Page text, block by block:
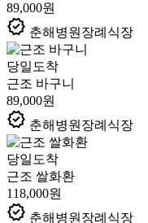
89,000원
verified 춘해병원장례식장
당일도착
근조 바구니
89,000원
verified 춘해병원장례식장
당일도착
근조 쌀화환
118,000원
verified 춘해병원장례식장